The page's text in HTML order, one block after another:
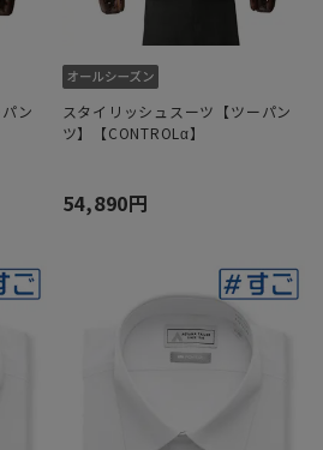
ン
スタイリッシュスーツ【ツーパン
ツ】【CONTROLα】
54,890円